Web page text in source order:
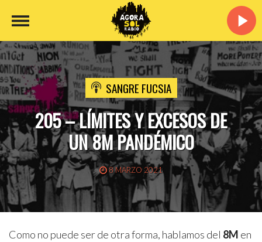
SANGRE FUCSIA
205 – LÍMITES Y EXCESOS DE
UN 8M PANDÉMICO
8 MARZO 2021
Como no puede ser de otra forma, hablamos del 8M en